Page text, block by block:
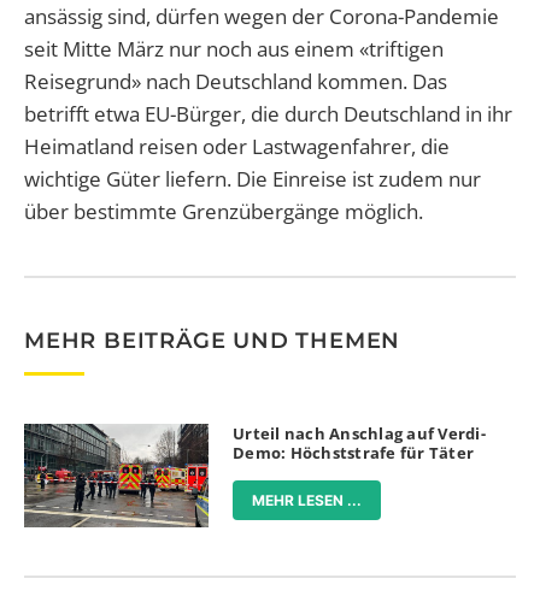
ansässig sind, dürfen wegen der Corona-Pandemie
seit Mitte März nur noch aus einem «triftigen
Reisegrund» nach Deutschland kommen. Das
betrifft etwa EU-Bürger, die durch Deutschland in ihr
Heimatland reisen oder Lastwagenfahrer, die
wichtige Güter liefern. Die Einreise ist zudem nur
über bestimmte Grenzübergänge möglich.
MEHR BEITRÄGE UND THEMEN
Urteil nach Anschlag auf Verdi-
Demo: Höchststrafe für Täter
MEHR LESEN ...